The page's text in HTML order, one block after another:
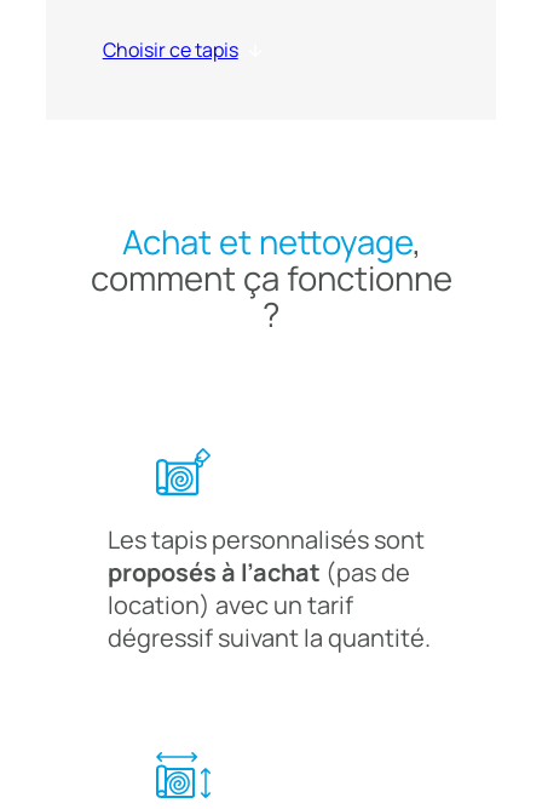
Choisir ce tapis
Achat et nettoyage,
comment ça fonctionne
?
Les tapis personnalisés sont
proposés à l’achat (pas de
location) avec un tarif
dégressif suivant la quantité.